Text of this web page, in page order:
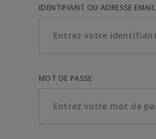
IDENTIFIANT OU ADRESSE EMAIL
MOT DE PASSE